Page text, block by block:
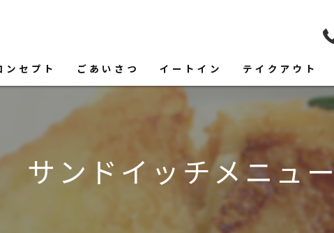
ンセプト ごあいさつ イートイン
フード
ドリンク
テイクアウト
サンドイッチメニュー